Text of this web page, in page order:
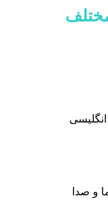
و صدا